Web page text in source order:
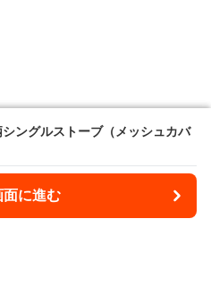
ングルストーブ（メッシュカバ
面に進む
ングルストーブ（メッシュカバ
面に進む